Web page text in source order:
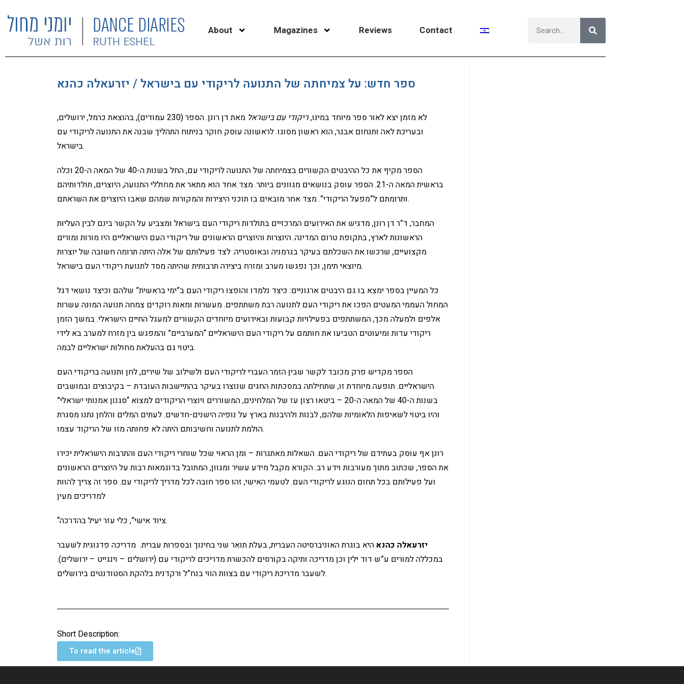
About Magazines Reviews Contact
ספר חדש: על צמיחתה של התנועה לריקודי עם בישראל / יזרעאלה כהנא
לא מזמן יצא לאור ספר מיוחד במינו,ריקודי עם בישראל
מאת דן רונן. הספר (230 עמודים), בהוצאת כרמל, ירושלים,
ובעריכת לאה ותנחום אבגר, הוא ראשון מסוגו. לראשונה עוסק חוקר בניתוח התהליך שבנה את התנועה לריקודי עם
בישראל.
הספר מקיף את כל ההיבטים הקשורים בצמיחתה של התנועה לריקודי עם, החל בשנות ה-40 של המאה ה-20 וכלה
בראשית המאה ה-21. הספר עוסק בנושאים מגוונים ביותר. מצד אחד הוא מתאר את מחוללי התנועה, היוצרים, תולדותיהם
ותרומתם ל”מפעל הריקודי”. מצד אחר מובאים בו תוכני היצירות והמקורות שמהם שאבו היוצרים את השראתם.
המחבר, ד”ר דן רונן, מדגיש את האירועים המרכזיים בתולדות ריקודי העם בישראל ומצביע על הקשר בינם לבין העליות
הראשונות לארץ, בתקופת טרום המדינה. היוצרות והיוצרים הראשונים של ריקודי העם הישראליים היו מורות ומורים
מקצועיים, שרכשו את השכלתם בעיקר בגרמניה ובאוסטריה. לצד פעילותם של אלה היתה תרומה חשובה של יוצרות
מיוצאי תימן, וכך נפגשו מערב ומזרח ביצירה תרבותית שהיתה מסד לתנועת ריקודי העם בישראל.
כל המעיין בספר ימצא בו גם היבטים ארגוניים: כיצד נלמדו והופצו ריקודי העם ב”ימי בראשית” שלהם וכיצד נושאי דגל
המחול העממי המעטים הפכו את ריקודי העם לתנועה רבת משתתפים. מעשרות ומאות רוקדים צמחה תנועה המונה עשרות
אלפים ולמעלה מכך, המשתתפים בפעילויות קבועות ובאירועים מיוחדים הקשורים למעגל החיים הישראלי. במשך הזמן
ריקודי עדות ומיעוטים הטביעו את חותמם על ריקודי העם הישראליים “המערביים” והמפגש בין מזרח למערב בא לידי
ביטוי גם בהעלאת מחולות ישראליים לבמה.
הספר מקדיש פרק מכובד לקשר שבין הזמר העברי לריקודי העם ולשילוב של שירים, לחן ותנועה בריקודי העם
הישראליים. תופעה מיוחדת זו, שתחילתה במסכתות החגים שנוצרו בעיקר בהתיישבות העובדת – בקיבוצים ובמושבים
בשנות ה-40 של המאה ה-20 – ביטאו רצון עז של המלחינים, המשוררים ויוצרי הריקודים למצוא “סגנון אמנותי ישראלי”
והיו ביטוי לשאיפות הלאומיות שלהם, לבנות ולהיבנות בארץ על נופיה הישנים-חדשים. לעתים המלים והלחן נתנו מסגרת
הולמת לתנועה וחשיבותם היתה לא פחותה מזו של הריקוד עצמו.
רונן אף עוסק בעתידם של ריקודי העם. השאלות מאתגרות – ומן הראוי שכל שוחרי ריקודי העם והתרבות הישראלית יכירו
את הספר, שכתוב מתוך מעורבות וידע רב. הקורא מקבל מידע עשיר ומגוון, המתובל בדוגמאות רבות על היוצרים הראשונים
ועל פעילותם בכל תחום הנוגע לריקודי העם. לטעמי האישי, זהו ספר חובה לכל מדריך לריקודי עם. ספר זה צריך להוות
למדריכים מעין
“ציוד אישי”, כלי עזר יעיל בהדרכה.
יזרעאלה כהנאהיא בוגרת האוניברסיטה העברית, בעלת תואר שני בחינוך ובספרות עברית. מדריכה פדגוגית לשעבר
במכללה למורים ע”ש דוד ילין וכן מדריכה ותיקה בקורסים להכשרת מדריכים לריקודי עם (ירושלים – וינגייט – ירושלים).
לשעבר מדריכת ריקודי עם בצוות הווי בנח”ל ורקדנית בלהקת הסטודנטים בירושלים.
Short Description:
To read the article